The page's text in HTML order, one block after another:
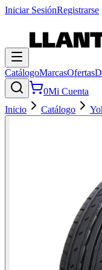
Iniciar SesiónRegistrarse
CatálogoMarcasOfertas
0Mi Cuenta
Inicio
Catálogo